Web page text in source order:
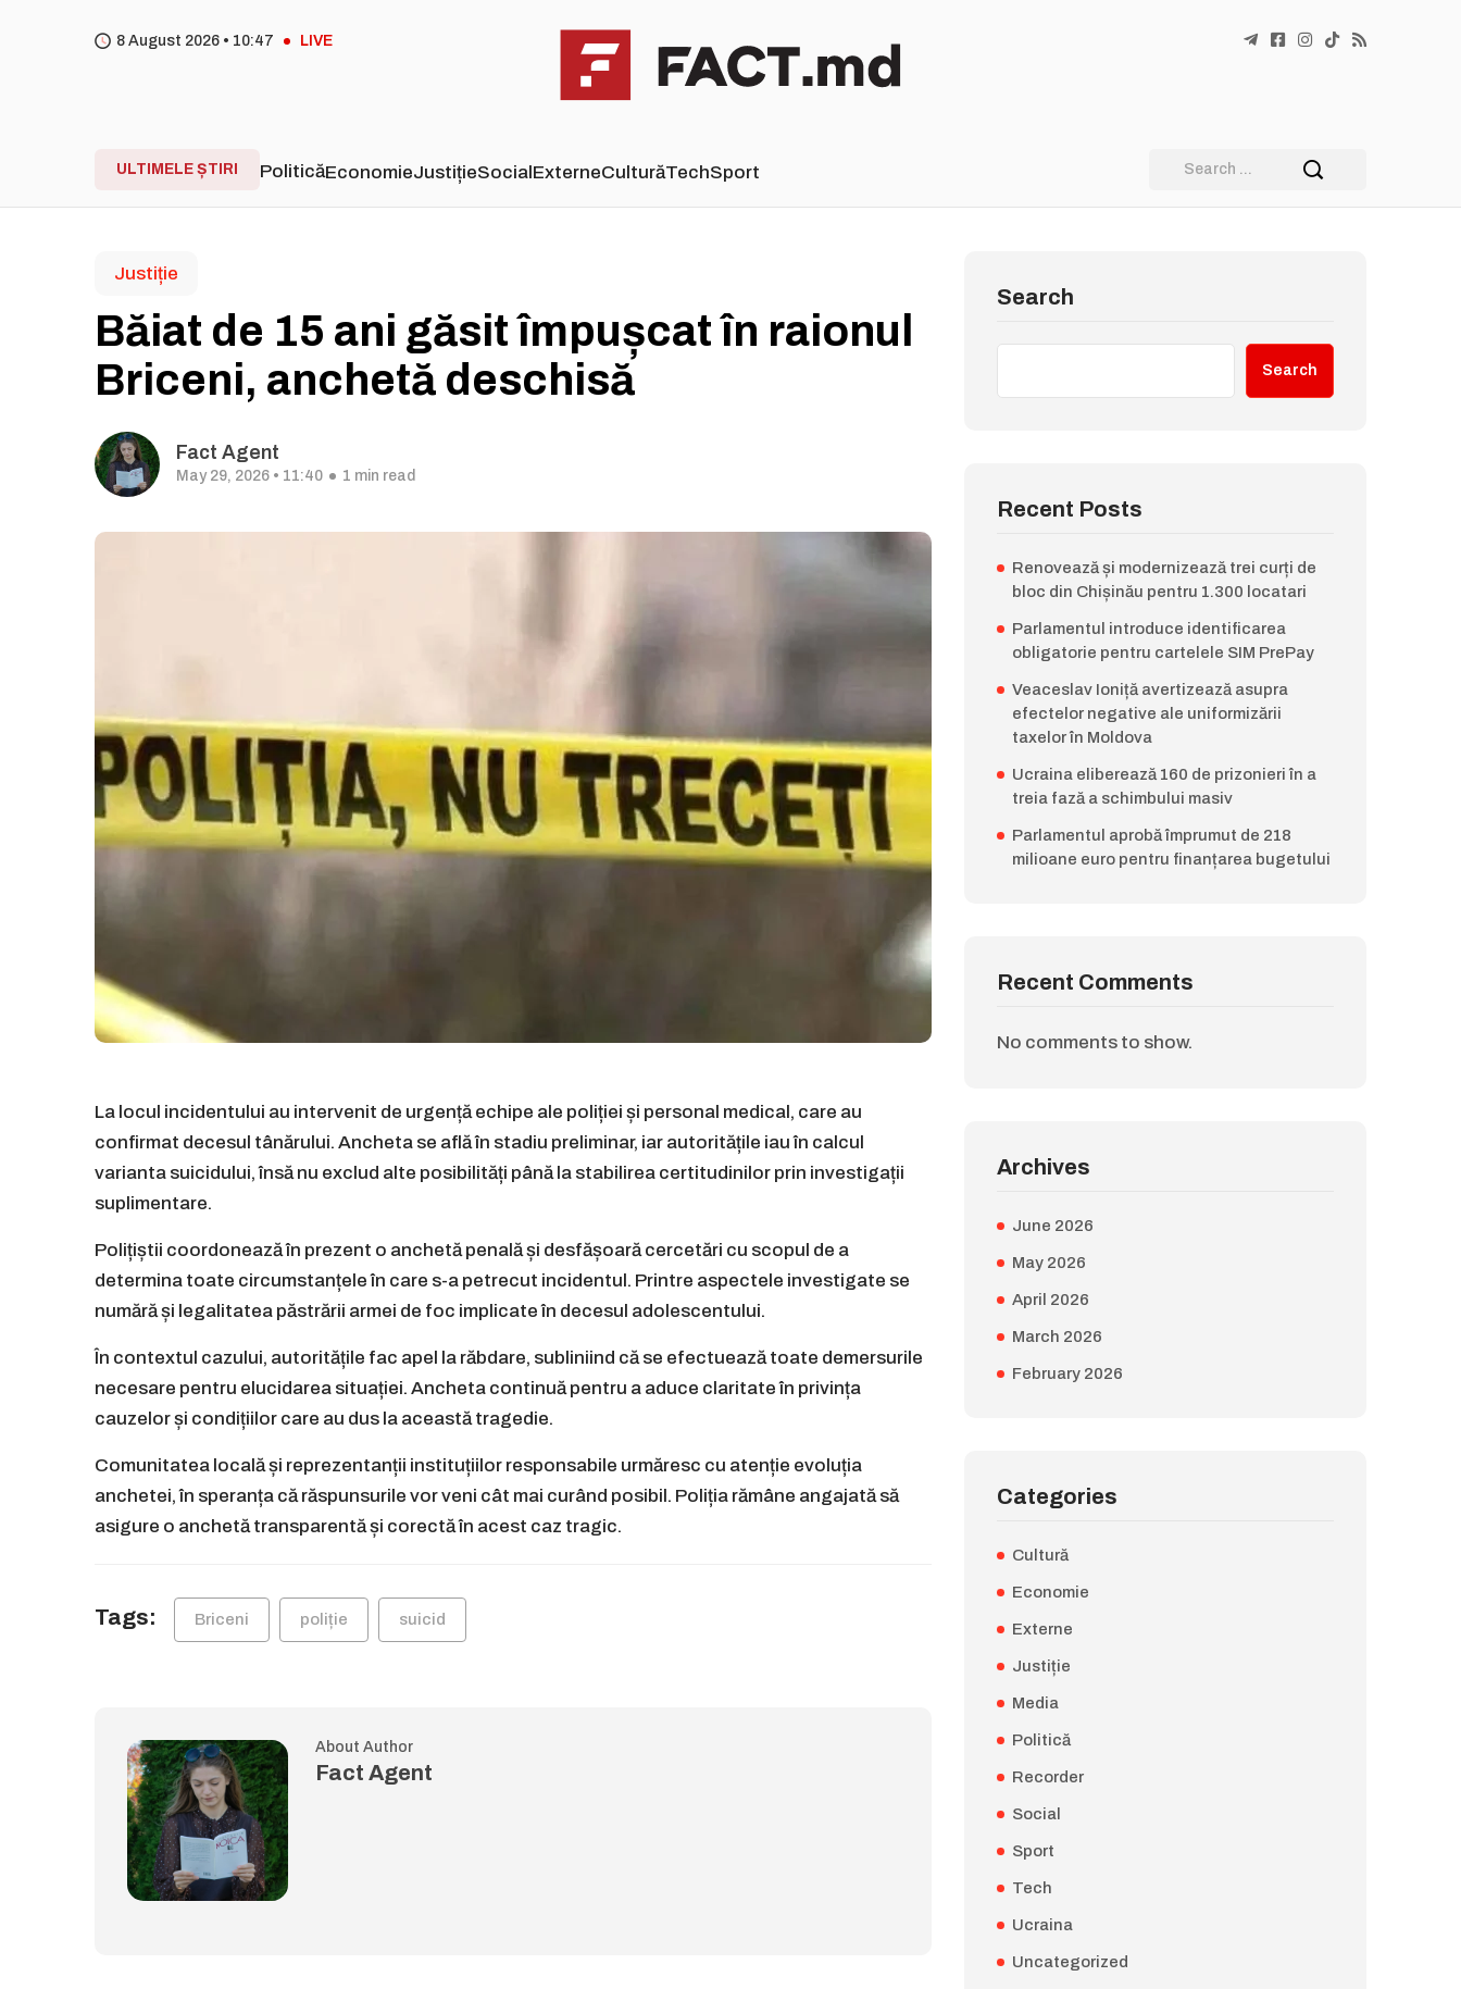
8 August 2026 • 10 47 LIVE
ULTIMELE ȘTIRI PoliticăEconomieJustițieSocialExterneCulturăTechSport
Justiție
Băiat de 15 ani găsit împușcat în raionul
Briceni, anchetă deschisă
Fact Agent
May 29, 2026 • 11:40 1 min read
La locul incidentului au intervenit de urgență echipe ale poliției și personal medical, care au
confirmat decesul tânărului. Ancheta se află în stadiu preliminar, iar autoritățile iau în calcul
varianta suicidului, însă nu exclud alte posibilități până la stabilirea certitudinilor prin investigații
suplimentare.
Polițiștii coordonează în prezent o anchetă penală și desfășoară cercetări cu scopul de a
determina toate circumstanțele în care s-a petrecut incidentul. Printre aspectele investigate se
numără și legalitatea păstrării armei de foc implicate în decesul adolescentului.
În contextul cazului, autoritățile fac apel la răbdare, subliniind că se efectuează toate demersurile
necesare pentru elucidarea situației. Ancheta continuă pentru a aduce claritate în privința
cauzelor și condițiilor care au dus la această tragedie.
Comunitatea locală și reprezentanții instituțiilor responsabile urmăresc cu atenție evoluția
anchetei, în speranța că răspunsurile vor veni cât mai curând posibil. Poliția rămâne angajată să
asigure o anchetă transparentă și corectă în acest caz tragic.
Tags: Briceni poliție suicid
About Author
Fact Agent
Search
Search
Recent Posts
Renovează și modernizează trei curți de
bloc din Chișinău pentru 1.300 locatari
Parlamentul introduce identificarea
obligatorie pentru cartelele SIM PrePay
Veaceslav Ioniță avertizează asupra
efectelor negative ale uniformizării
taxelor în Moldova
Ucraina eliberează 160 de prizonieri în a
treia fază a schimbului masiv
Parlamentul aprobă împrumut de 218
milioane euro pentru finanțarea bugetului
Recent Comments
No comments to show.
Archives
June 2026
May 2026
April 2026
March 2026
February 2026
Categories
Cultură
Economie
Externe
Justiție
Media
Politică
Recorder
Social
Sport
Tech
Ucraina
Uncategorized